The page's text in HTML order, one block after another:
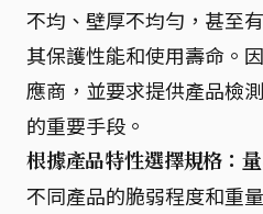
不均、壁厚不均勻，甚至
其保護性能和使用壽命。
應商，並要求提供產品檢
的重要手段。
根據產品特性選擇規格：
不同產品的脆弱程度和重